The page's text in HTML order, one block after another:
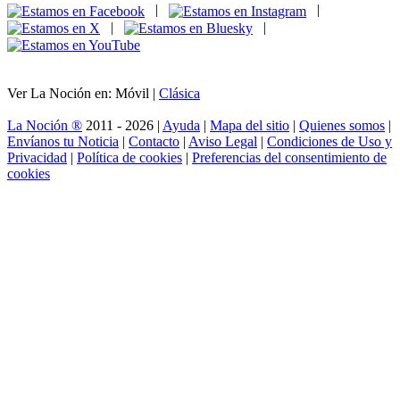
|
|
Ver La Noción en: Móvil | Clásica
La Noción ® 2011 - 2026 | Ayuda | Mapa del sitio | Quienes somos |
Envíanos tu Noticia | Contacto | Aviso Legal | Condiciones de Uso y
Privacidad | Política de cookies | Preferencias del consentimiento de
cookies